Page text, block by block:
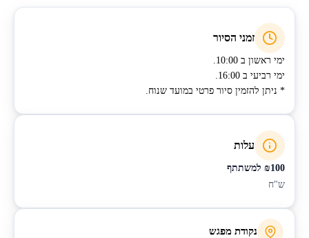
זמני הסיור
ימי ראשון ב 10:00.
ימי רביעי ב 16:00.
* ניתן להזמין סיור פרטי במועד שנוח.
עלות
₪100 למשתתף
ש"ח
נקודת מפגש